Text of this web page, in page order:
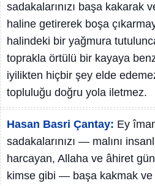
sadakalarınızı başa kakarak
haline getirerek boşa
halindeki bir yağmura
toprakla örtülü bir kayaya
iyilikten hiçbir şey elde
topluluğu doğru yola iletmez.
Hasan Basri Çantay: Ey
sadakalarınızı — malını
harcayan, Allaha ve âhiret
kimse gibi — başa kakmak